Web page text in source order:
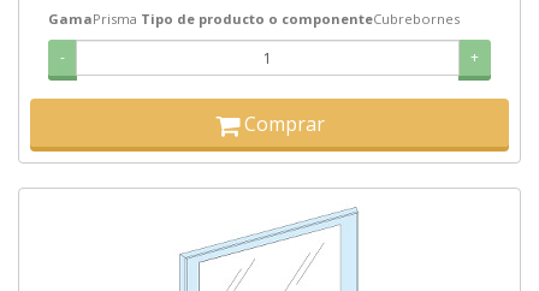
GamaPrisma Tipo de producto o componenteCubrebornes
- +
Comprar